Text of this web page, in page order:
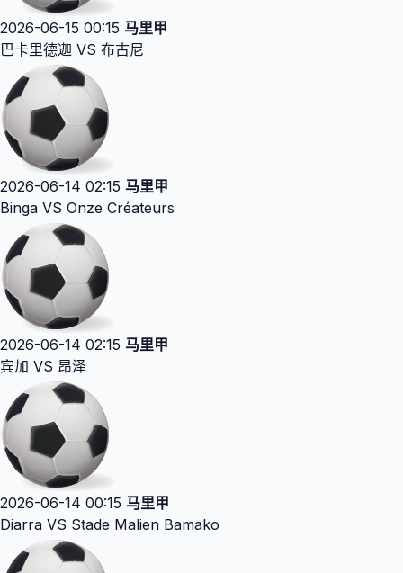
2026-06-15 00:15 马里甲
巴卡里德迦 VS 布古尼
2026-06-14 02:15 马里甲
Binga VS Onze Créateurs
2026-06-14 02:15 马里甲
宾加 VS 昂泽
2026-06-14 00:15 马里甲
Diarra VS Stade Malien Bamako